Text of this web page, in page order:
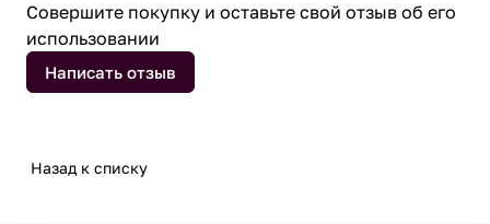
Совершите покупку и оставьте свой отзыв об его
использовании
Написать отзыв
Назад к списку